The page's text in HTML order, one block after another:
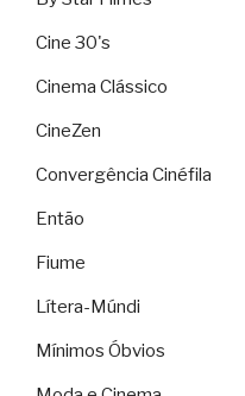
Cine 30's
Cinema Clássico
CineZen
Convergência Cinéfila
Então
Fiume
Lítera-Múndi
Mínimos Óbvios